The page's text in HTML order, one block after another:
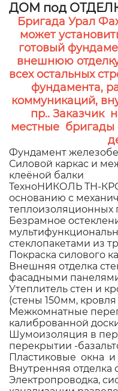
ДОМ под
Бригада Урал
может
готовый
внешнюю
всех остальных
фундамента,
коммуникаций,
пр.. Заказчик
местные бригады
Фундамент
Силовой каркас и
клеёной балки
ТехноНИКОЛЬ ТН-
основанию с
Безрамное
стеклопакетами из
Покраска силового
Внешняя отделка
фасадными
Утеплитель стен и
(стены 150мм,
Межкомнатные
калиброванной
Шумоизоляция в
перекрытии -
Пластиковые окна
Внутренняя
Электропроводка,